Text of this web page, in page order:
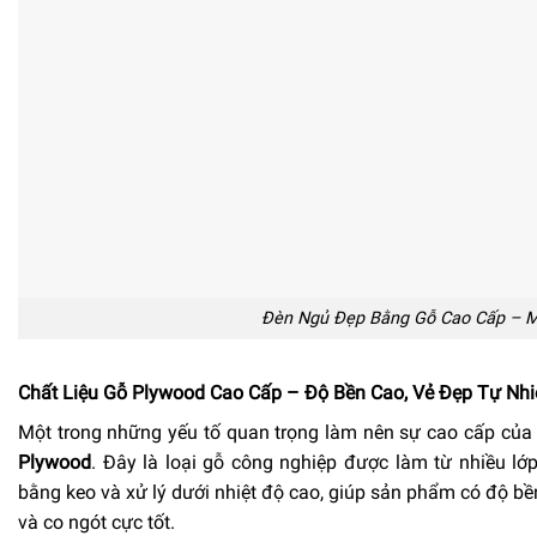
Đèn Ngủ Đẹp Bằng Gỗ Cao Cấp –
Chất Liệu Gỗ Plywood Cao Cấp – Độ Bền Cao, Vẻ Đẹp Tự
Một trong những yếu tố quan trọng làm nên sự cao cấp của
Plywood. Đây là loại gỗ công nghiệp được làm từ nhiều
bằng keo và xử lý dưới nhiệt độ cao, giúp sản phẩm có độ
và co ngót cực tốt.